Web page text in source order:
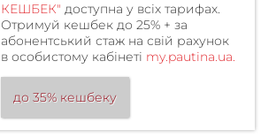
КЕШБЕК" доступна у всіх тарифах.
Отримуй кешбек до 25% + за
абонентський стаж на свій рахунок
в особистому кабінеті my.pautina.ua.
до 35% кешбеку